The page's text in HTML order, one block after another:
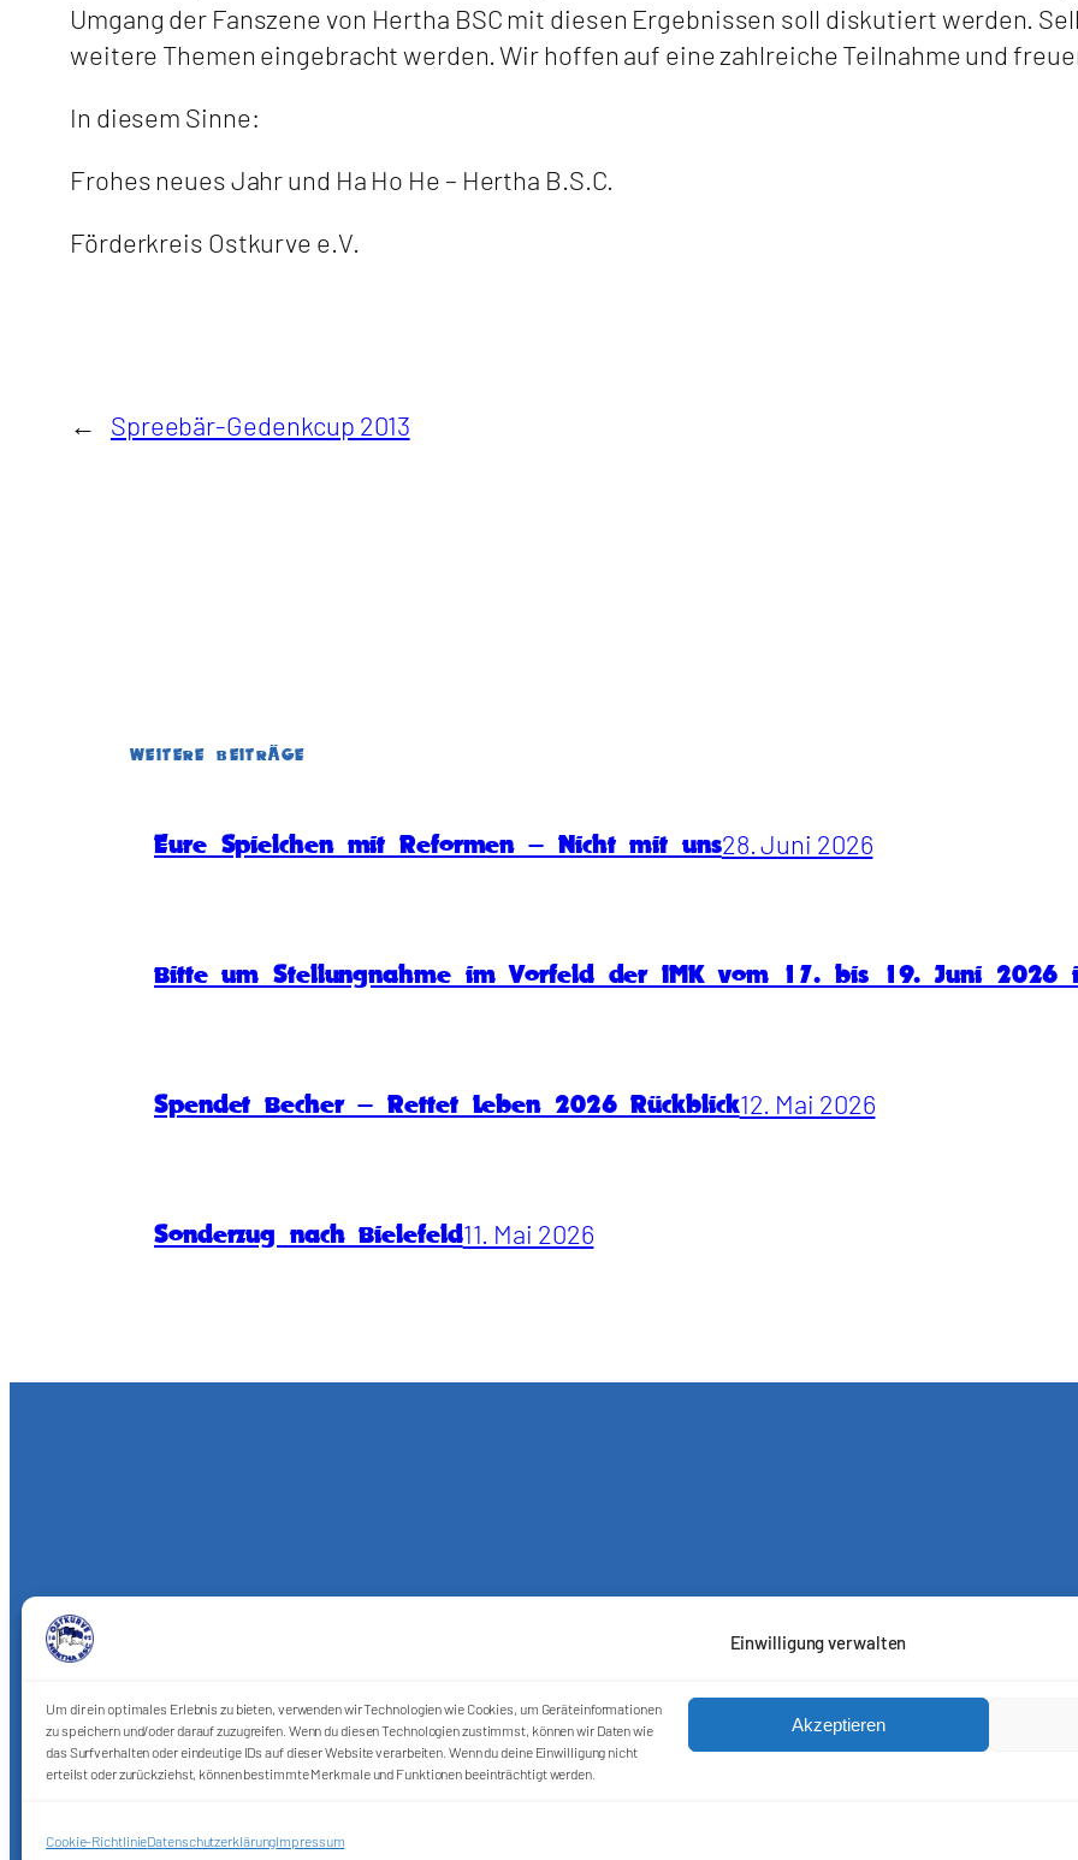
Einwilligung verwalten
Um dir ein optimales Erlebnis zu bieten, verwenden wir Technologien wie Cookies, um Geräteinformationen
zu speichern und/oder darauf zuzugreifen. Wenn du diesen Technologien zustimmst, können wir Daten wie
das Surfverhalten oder eindeutige IDs auf dieser Website verarbeiten. Wenn du deine Einwilligung nicht
erteilst oder zurückziehst, können bestimmte Merkmale und Funktionen beeinträchtigt werden.
Akzeptieren
Cookie-RichtlinieDatenschutzerklärungImpressum
Umgang der Fanszene von Hertha BSC mit diesen Ergebnissen soll diskutiert werden.
weitere Themen eingebracht werden. Wir hoffen auf eine zahlreiche Teilnahme und
In diesem Sinne:
Frohes neues Jahr und Ha Ho He – Hertha B.S.C.
Förderkreis Ostkurve e.V.
← Spreebär-Gedenkcup 2013
WEITERE BEITRÄGE
Eure Spielchen mit Reformen – Nicht mit uns28. Juni 2026
Bitte um Stellungnahme im Vorfeld der IMK vom 17. bis 19. Juni 2026
Spendet Becher – Rettet Leben 2026 Rückblick12. Mai 2026
Sonderzug nach Bielefeld11. Mai 2026
Kontakt
Impressum